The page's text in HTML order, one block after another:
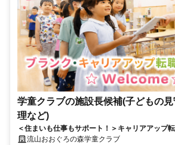
学童クラブの施設長候補(子どもの
理など)
＜住まいも仕事もサポート！＞キャリアアップ
流山おおぐろの森学童クラブ